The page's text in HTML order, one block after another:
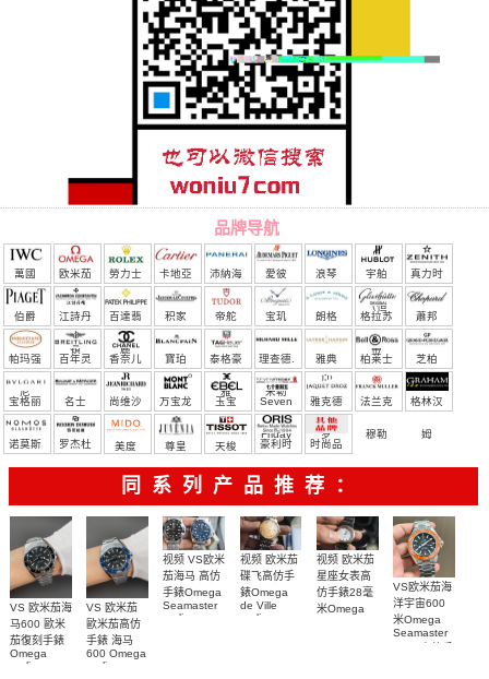
品牌导航
萬國 欧米茄 勞力士 卡地亞 沛納海 愛彼 浪琴 宇舶
（恒
宝）
真力时
伯爵 江詩丹
頓
百達翡
麗
积家 帝舵 宝玑 朗格 格拉苏
蒂
蕭邦
帕玛强
尼
百年灵 香奈儿 寶珀 泰格豪
雅
理查德.
米勒
雅典 柏莱士 芝柏
宝格丽 名士 尚维沙 万宝龙 玉宝 Seven
Friday
雅克德
罗
法兰克
穆勒
格林汉
姆
诺莫斯
罗杰杜 美度 尊皇 天梭 豪利时 时尚品
牌/原单
同系列产品推荐：
VS 欧米茄海
马600 歐米
茄復刻手錶
Omega
replica
VS 欧米茄
歐米茄高仿
手錶 海马
600 Omega
replica
视频 VS欧米
茄海马 高仿
手錶Omega
Seamaster
replica
视频 欧米茄
碟飞高仿手
錶Omega
de Ville
replica
视频 欧米茄
星座女表高
仿手錶28毫
米Omega
VS欧米茄海
洋宇宙600
米Omega
Seamaster